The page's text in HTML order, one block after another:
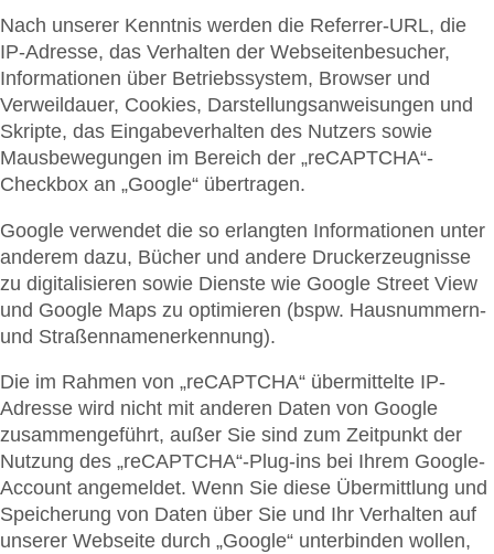
Nach unserer Kenntnis werden die Referrer-URL, die
IP-Adresse, das Verhalten der Webseitenbesucher,
Informationen über Betriebssystem, Browser und
Verweildauer, Cookies, Darstellungsanweisungen und
Skripte, das Eingabeverhalten des Nutzers sowie
Mausbewegungen im Bereich der „reCAPTCHA“-
Checkbox an „Google“ übertragen.
Google verwendet die so erlangten Informationen unter
anderem dazu, Bücher und andere Druckerzeugnisse
zu digitalisieren sowie Dienste wie Google Street View
und Google Maps zu optimieren (bspw. Hausnummern-
und Straßennamenerkennung).
Die im Rahmen von „reCAPTCHA“ übermittelte IP-
Adresse wird nicht mit anderen Daten von Google
zusammengeführt, außer Sie sind zum Zeitpunkt der
Nutzung des „reCAPTCHA“-Plug-ins bei Ihrem Google-
Account angemeldet. Wenn Sie diese Übermittlung und
Speicherung von Daten über Sie und Ihr Verhalten auf
unserer Webseite durch „Google“ unterbinden wollen,